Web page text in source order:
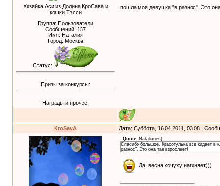
Хозяйка Аси из Долина КроСава и
кошки Тэсси
Группа: Пользователи
Сообщений: 157
Имя: Наталия
Город: Москва
Статус:
Призы за конкурсы:
Награды и прочее:
пошла моя девушка "в разнос". Это
KroSavA Дата: Суббота, 16.04.2011, 03:08 |
Quote (Natalianes)
Спасибо большое. Красотулька все кидает в
разнос". Это она тае взрослеет!
Да, весна хочуху нагоняет)))